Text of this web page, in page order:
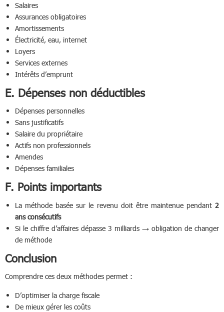
Salaires
Assurances obligatoires
Amortissements
Électricité, eau, internet
Loyers
Services externes
Intérêts d’emprunt
E. Dépenses non déductibles
Dépenses personnelles
Sans justificatifs
Salaire du propriétaire
Actifs non professionnels
Amendes
Dépenses familiales
F. Points importants
La méthode basée sur le revenu doit être maintenue pendant 2
ans consécutifs
Si le chiffre d’affaires dépasse 3 milliards → obligation de changer
de méthode
Conclusion
Comprendre ces deux méthodes permet :
D’optimiser la charge fiscale
De mieux gérer les coûts